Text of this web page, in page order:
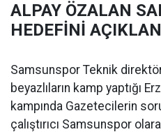
ALPAY ÖZALAN
HEDEFİNİ
Samsunspor Teknik
beyazlıların kamp yaptığı
kampında Gazetecilerin
çalıştırıcı Samsunspor